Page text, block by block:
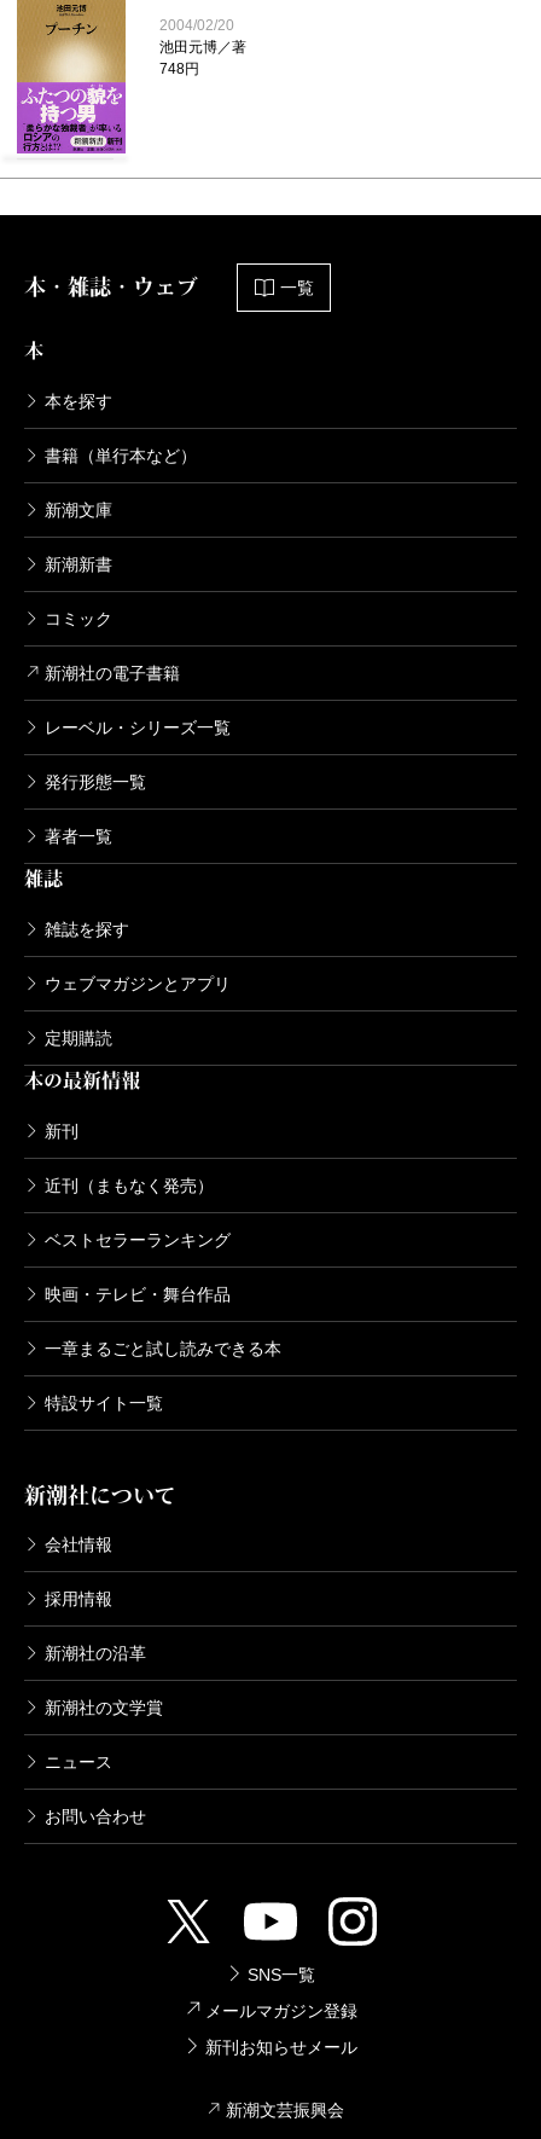
2004/02/20
池田元博／著
748円
本・雑誌・ウェブ 一覧
本
本を探す
書籍（単行本など）
新潮文庫
新潮新書
コミック
新潮社の電子書籍
レーベル・シリーズ一覧
発行形態一覧
著者一覧
雑誌
雑誌を探す
ウェブマガジンとアプリ
定期購読
本の最新情報
新刊
近刊（まもなく発売）
ベストセラーランキング
映画・テレビ・舞台作品
一章まるごと試し読みできる本
特設サイト一覧
新潮社について
会社情報
採用情報
新潮社の沿革
新潮社の文学賞
ニュース
お問い合わせ
SNS一覧
メールマガジン登録
新刊お知らせメール
新潮文芸振興会